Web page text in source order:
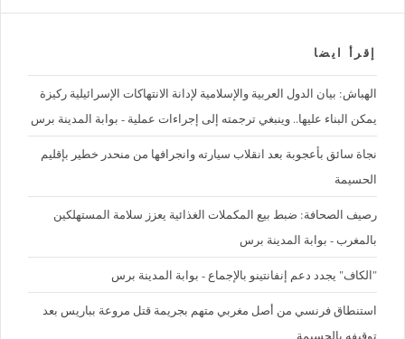
إقرأ ايضا
الهباش: بيان الدول العربية والإسلامية لإدانة الانتهاكات الإسرائيلية ركيزة
يمكن البناء عليها.. وينبغي ترجمته إلى إجراءات عملية - بوابة المدينة برس
نجاة سائق بأعجوبة بعد انقلاب سيارته وانجرافها من منحدر خطير بإقليم
الحسيمة
رصيف الصحافة: ضبط بيع المكملات الغذائية يعزز سلامة المستهلكين
بالمغرب - بوابة المدينة برس
"الكاف" يجدد دعم إنفانتينو بالإجماع - بوابة المدينة برس
استنطاق فرنسي من أصل مغربي متهم بجريمة قتل مروعة بباريس بعد
توقيفه بالحسيمة